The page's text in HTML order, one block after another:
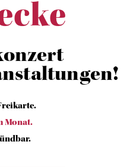
Monat.